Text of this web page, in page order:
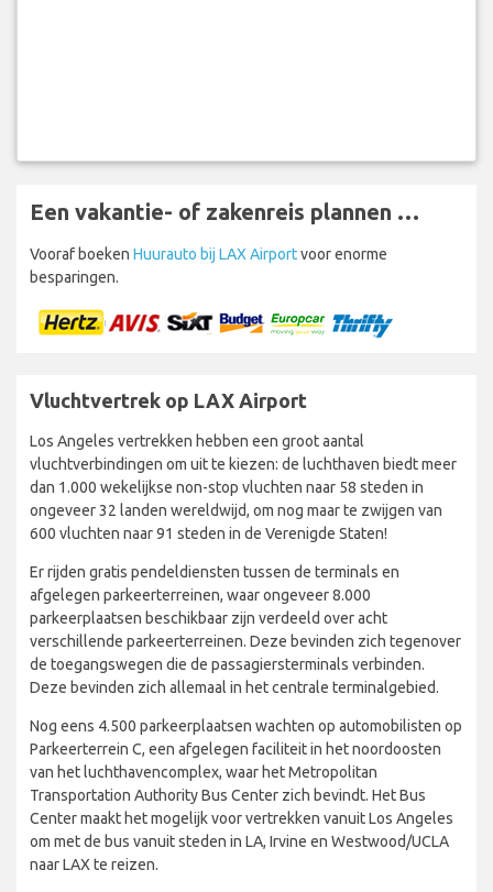
Een vakantie- of zakenreis plannen …
Vooraf boeken Huurauto bij LAX Airportvoor enorme
besparingen.
Vluchtvertrek op LAX Airport
Los Angeles vertrekken hebben een groot aantal
vluchtverbindingen om uit te kiezen: de luchthaven biedt meer
dan 1.000 wekelijkse non-stop vluchten naar 58 steden in
ongeveer 32 landen wereldwijd, om nog maar te zwijgen van
600 vluchten naar 91 steden in de Verenigde Staten!
Er rijden gratis pendeldiensten tussen de terminals en
afgelegen parkeerterreinen, waar ongeveer 8.000
parkeerplaatsen beschikbaar zijn verdeeld over acht
verschillende parkeerterreinen. Deze bevinden zich tegenover
de toegangswegen die de passagiersterminals verbinden.
Deze bevinden zich allemaal in het centrale terminalgebied.
Nog eens 4.500 parkeerplaatsen wachten op automobilisten op
Parkeerterrein C, een afgelegen faciliteit in het noordoosten
van het luchthavencomplex, waar het Metropolitan
Transportation Authority Bus Center zich bevindt. Het Bus
Center maakt het mogelijk voor vertrekken vanuit Los Angeles
om met de bus vanuit steden in LA, Irvine en Westwood/UCLA
naar LAX te reizen.